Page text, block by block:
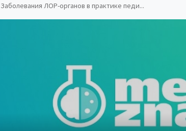
Заболевания ЛОР-органов в практике педи...